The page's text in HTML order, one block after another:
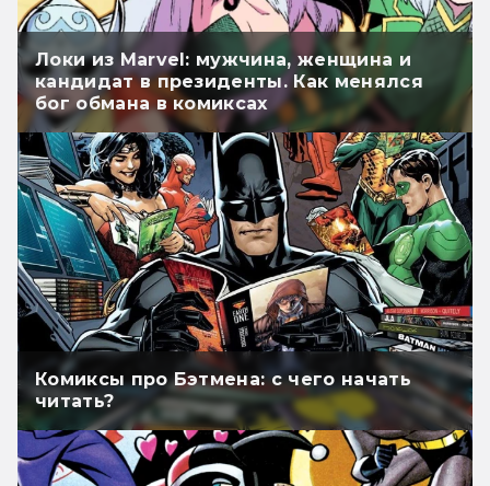
Локи из Marvel: мужчина, женщина и
кандидат в президенты. Как менялся
бог обмана в комиксах
Комиксы про Бэтмена: с чего начать
читать?